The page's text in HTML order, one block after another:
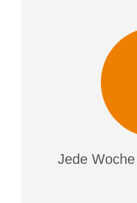
Jede